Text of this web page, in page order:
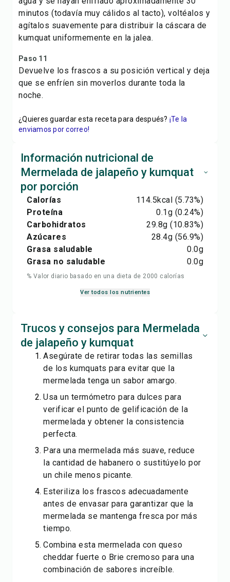
minutos (todavía muy cálidos al tacto), voltéalos y
agítalos suavemente para distribuir la cáscara de
kumquat uniformemente en la jalea.
Paso 11
Devuelve los frascos a su posición vertical y deja
que se enfríen sin moverlos durante toda la
noche.
¿Quieres guardar esta receta para después? ¡Te la
enviamos por correo!
Información nutricional de
Mermelada de jalapeño y kumquat
por porción
Calorías 114.5kcal (5.73%)
Proteína
0.1g (0.24%)
Carbohidratos
29.8g (10.83%)
Azúcares
28.4g (56.9%)
Grasa saludable
0.0g
Grasa no saludable
0.0g
% Valor diario basado en una dieta de 2000 calorías
Ver todos los nutrientes
Trucos y consejos para Mermelada
de jalapeño y kumquat
Asegúrate de retirar todas las semillas
de los kumquats para evitar que la
mermelada tenga un sabor amargo.
Usa un termómetro para dulces para
verificar el punto de gelificación de la
mermelada y obtener la consistencia
perfecta.
Para una mermelada más suave, reduce
la cantidad de habanero o sustitúyelo por
un chile menos picante.
Esteriliza los frascos adecuadamente
antes de envasar para garantizar que la
mermelada se mantenga fresca por más
tiempo.
Combina esta mermelada con queso
cheddar fuerte o Brie cremoso para una
combinación de sabores increíble.